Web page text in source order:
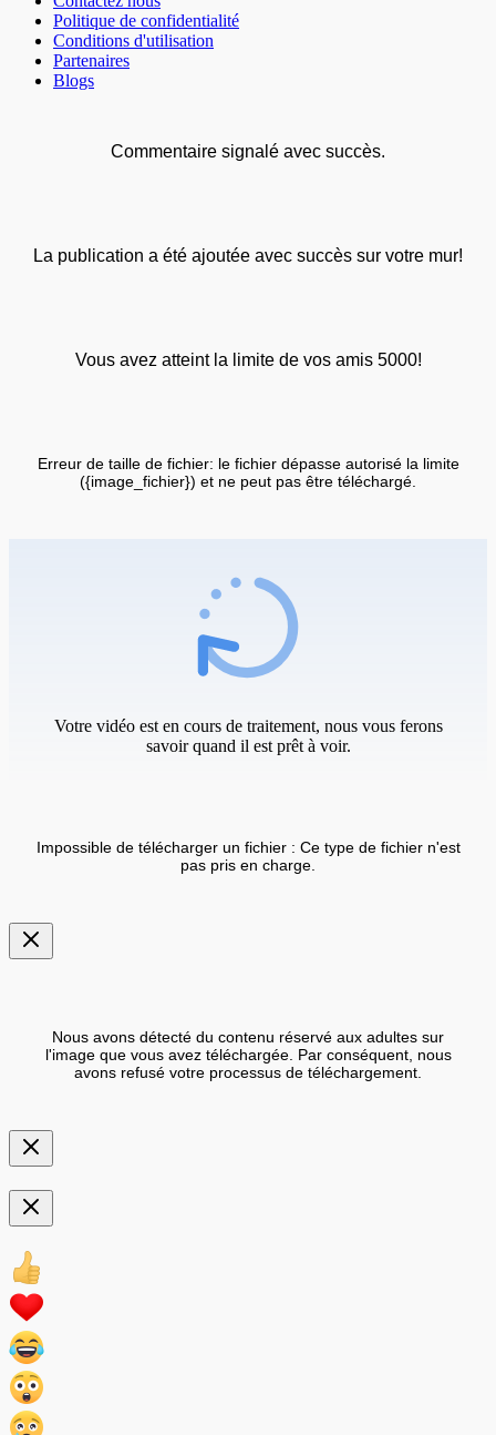
Politique de confidentialité
Conditions d'utilisation
Partenaires
Blogs
Commentaire signalé avec succès.
La publication a été ajoutée avec succès sur votre mur!
Vous avez atteint la limite de vos amis 5000!
Erreur de taille de fichier: le fichier dépasse autorisé la limite
({image_fichier}) et ne peut pas être téléchargé.
Votre vidéo est en cours de traitement, nous vous ferons
savoir quand il est prêt à voir.
Impossible de télécharger un fichier : Ce type de fichier n'est
pas pris en charge.
Nous avons détecté du contenu réservé aux adultes sur
l'image que vous avez téléchargée. Par conséquent, nous
avons refusé votre processus de téléchargement.